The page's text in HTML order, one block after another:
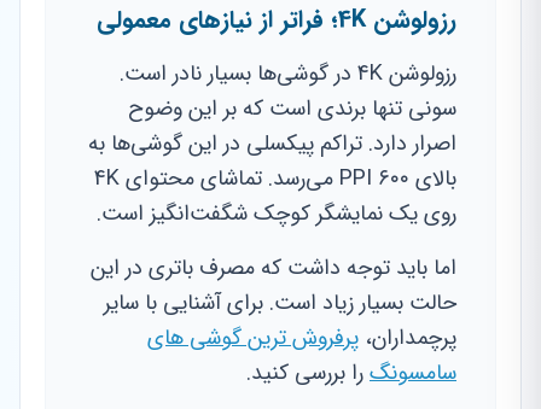
رزولوشن 4K؛ فراتر از نیازهای معمولی
رزولوشن 4K در گوشی‌ها بسیار نادر است.
سونی تنها برندی است که بر این وضوح
اصرار دارد. تراکم پیکسلی در این گوشی‌ها به
بالای ۶۰۰ PPI می‌رسد. تماشای محتوای 4K
روی یک نمایشگر کوچک شگفت‌انگیز است.
اما باید توجه داشت که مصرف باتری در این
حالت بسیار زیاد است. برای آشنایی با سایر
پرچمداران، پرفروش ترین گوشی های
سامسونگرا بررسی کنید.